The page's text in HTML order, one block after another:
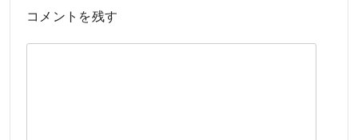
コメントを残す